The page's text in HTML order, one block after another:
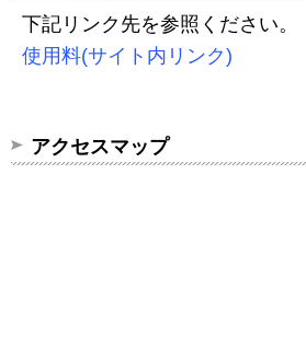
下記リンク先を参照ください。
使用料(サイト内リンク)
アクセスマップ